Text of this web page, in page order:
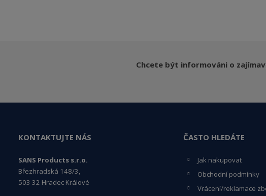
Chcete být informováni o
KONTAKTUJTE NÁS
SANS Products s.r.o.
Březhradská 148/3,
503 32 Hradec Králové
ČASTO HLEDÁTE
Jak nakupovat
Obchodní podmínky
Vrácení/reklamace